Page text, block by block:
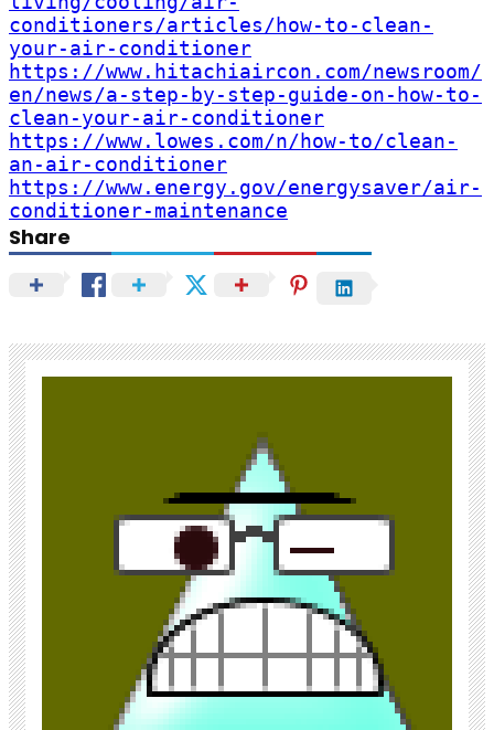
conditioners/articles/how-to-clean-
your-air-conditioner
https://www.hitachiaircon.com/newsroom/
en/news/a-step-by-step-guide-on-how-to-
clean-your-air-conditioner
https://www.lowes.com/n/how-to/clean-
an-air-conditioner
https://www.energy.gov/energysaver/air-
conditioner-maintenance
Share